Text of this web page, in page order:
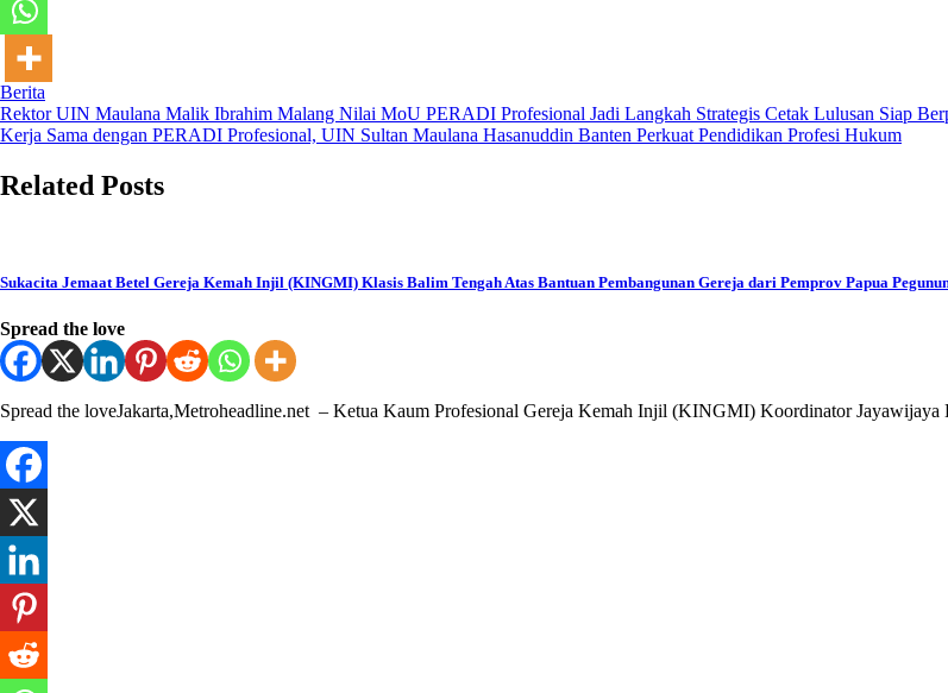
Berita
Post
navigation
Rektor UIN Maulana Malik Ibrahim Malang Nilai MoU PERADI Profesional Jadi Langkah Strategis Cetak Lulusan Siap
Kerja Sama dengan PERADI Profesional, UIN Sultan Maulana Hasanuddin Banten Perkuat Pendidikan Profesi Hukum
Related Posts
Sukacita Jemaat Betel Gereja Kemah Injil (KINGMI) Klasis Balim Tengah Atas Bantuan Pembangunan Gereja dari Pemprov Papua
Spread the love
Spread the loveJakarta,Metroheadline.net – Ketua Kaum Profesional Gereja Kemah Injil (KINGMI) Koordinator